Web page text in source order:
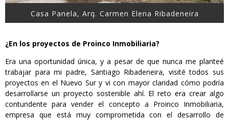
Casa Panela, Arq. Carmen Elena Ribadeneira
¿En los proyectos de Proinco Inmobiliaria?
Era una oportunidad única, y a pesar de que nunca me planteé
trabajar para mi padre, Santiago Ribadeneira, visité todos sus
proyectos en el Nuevo Sur y vi con mayor claridad cómo podría
desarrollarse un proyecto sostenible ahí. El reto era crear algo
contundente para vender el concepto a Proinco Inmobiliaria,
empresa que está muy comprometida con el desarrollo de